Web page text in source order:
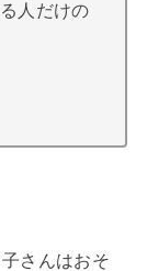
人だけの
さんはおそ